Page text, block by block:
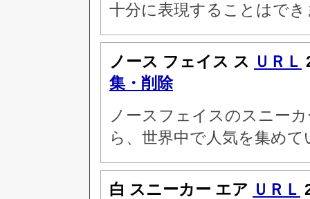
十分に表現することはで
ノース フェイス ス ＵＲＬ
集・削除
ノースフェイスのスニー
ら、世界中で人気を集めて
白 スニーカー エア ＵＲＬ